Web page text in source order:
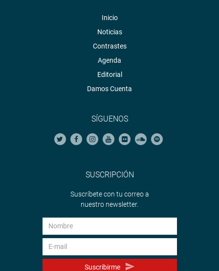
Inicio
Noticias
Contrastes
Agenda
Editorial
Damos Cuenta
SÍGUENOS
SUSCRIPCIÓN
Suscríbete con tu correo a
nuestro newsletter.
Suscribirme